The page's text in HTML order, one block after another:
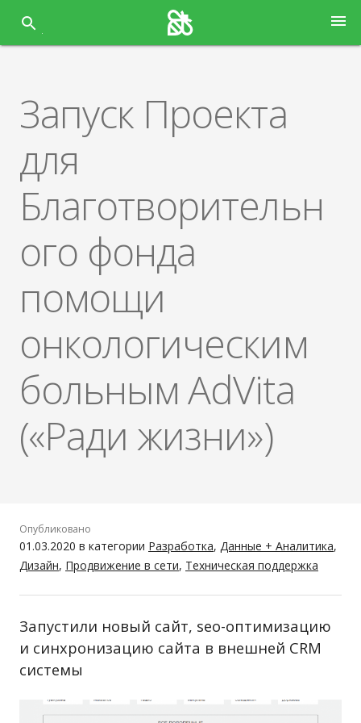
содержанию
menu
Запуск Проекта
для
Благотворительн
ого фонда
помощи
онкологическим
больным AdVita
(«Ради жизни»)
Опубликовано
01.03.2020 в категории Разработка, Данные + Аналитика,
Дизайн, Продвижение в сети, Техническая поддержка
Запустили новый сайт, seo-оптимизацию
и синхронизацию сайта в внешней CRM
системы